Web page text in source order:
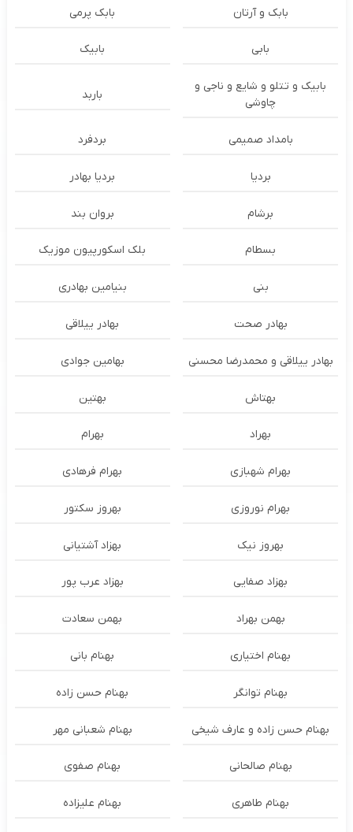
بابک و آرتان بابک پرمی
بابی بابیک
بابیک و تتلو و شایع و ناجی و
چاوشی
باربد
بامداد صمیمی بردفرد
بردیا بردیا بهادر
برشام بروان بند
بسطام بلک اسکورپیون موزیک
بنی بنیامین بهادری
بهادر صحت بهادر ییلاقی
بهادر ییلاقی و محمدرضا محسنی بهامین جوادی
بهتاش بهتین
بهراد بهرام
بهرام شهبازی بهرام فرهادی
بهرام نوروزی بهروز سکتور
بهروز نیک بهزاد آشتیانی
بهزاد صفایی بهزاد عرب پور
بهمن بهراد بهمن سعادت
بهنام اختیاری بهنام بانی
بهنام توانگر بهنام حسن زاده
بهنام حسن زاده و عارف شیخی بهنام شعبانی مهر
بهنام صالحانی بهنام صفوی
بهنام طاهری بهنام علیزاده